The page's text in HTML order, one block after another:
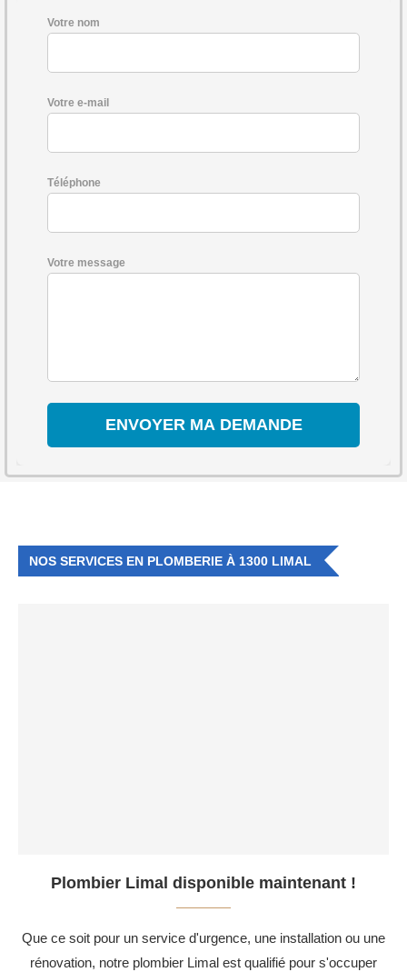
Votre nom
Votre e-mail
Téléphone
Votre message
NOS SERVICES EN PLOMBERIE À 1300 LIMAL
Plombier Limal disponible maintenant !
Que ce soit pour un service d'urgence, une installation ou une
rénovation, notre plombier Limal est qualifié pour s'occuper